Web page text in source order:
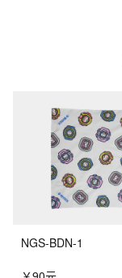
NGS-BDN-1